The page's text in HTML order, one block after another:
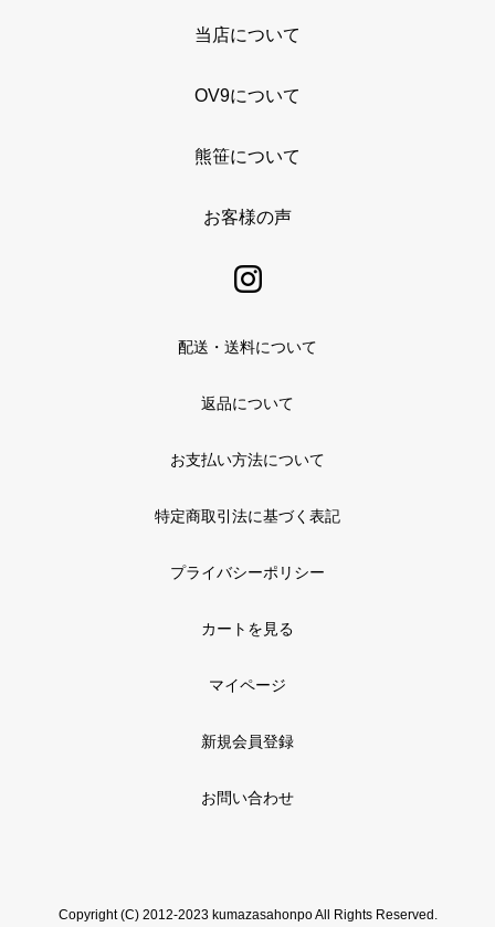
当店について
OV9について
熊笹について
お客様の声
配送・送料について
返品について
お支払い方法について
特定商取引法に基づく表記
プライバシーポリシー
カートを見る
マイページ
新規会員登録
お問い合わせ
Copyright (C) 2012-2023 kumazasahonpo All Rights Reserved.